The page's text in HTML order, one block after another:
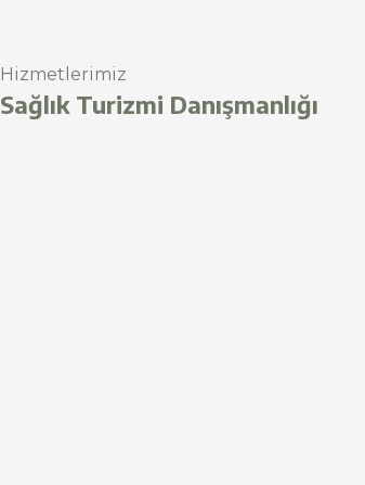
Hizmetlerimiz
Sağlık Turizmi Danışmanlığı